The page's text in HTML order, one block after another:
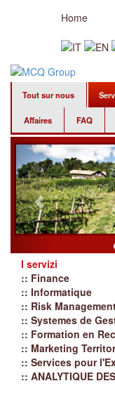
Home
Tout sur nous
Affaires FAQ
I servizi
:: Finance
:: Informatique
:: Risk
:: Systemes de
:: Formation en
:: Marketing
:: Services pour
:: ANALYTIQUE